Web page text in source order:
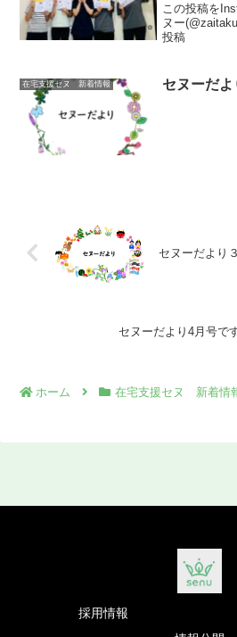
この投稿を
ヌー
投稿
在宅支援セヌ 新着情報 セヌーだ
セヌーだより
セヌーだより4月号で
ホーム 在宅支援セヌ 新着情
採用情報